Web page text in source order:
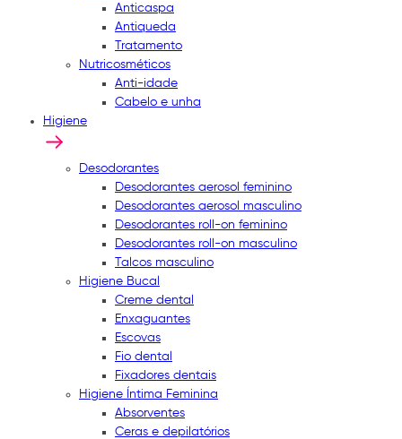
Anticaspa
Antiqueda
Tratamento
Nutricosméticos
Anti-idade
Cabelo e unha
Higiene
Desodorantes
Desodorantes aerosol feminino
Desodorantes aerosol masculino
Desodorantes roll-on feminino
Desodorantes roll-on masculino
Talcos masculino
Higiene Bucal
Creme dental
Enxaguantes
Escovas
Fio dental
Fixadores dentais
Higiene Íntima Feminina
Absorventes
Ceras e depilatórios